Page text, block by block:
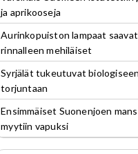
ja aprikooseja
Aurinkopuiston lampaat saavat
rinnalleen mehiläiset
Syrjälät tukeutuvat biologiseen
torjuntaan
Ensimmäiset Suonenjoen
myytiin vapuksi